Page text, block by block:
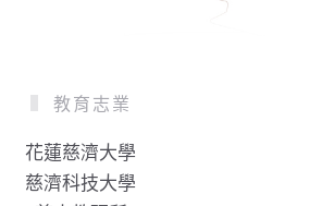
教育志業
花蓮慈濟大學
慈濟科技大學